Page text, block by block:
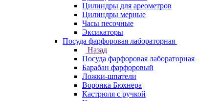
Цилиндры для ареометров
Цилиндры мерные
Часы песочные
Эксикаторы
Посуда фарфоровая лабораторная
Назад
Посуда фарфоровая лабораторная
Барабан фарфоровый
Ложки-шпатели
Воронка Бюхнера
Кастрюля с ручкой